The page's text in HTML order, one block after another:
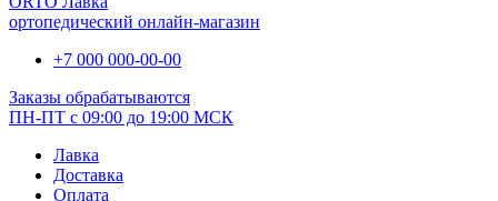
ортопедический онлайн-магазин
+7 000 000-00-00
Заказы обрабатываются
ПН-ПТ с 09:00 до 19:00 МСК
Лавка
Доставка
Оплата